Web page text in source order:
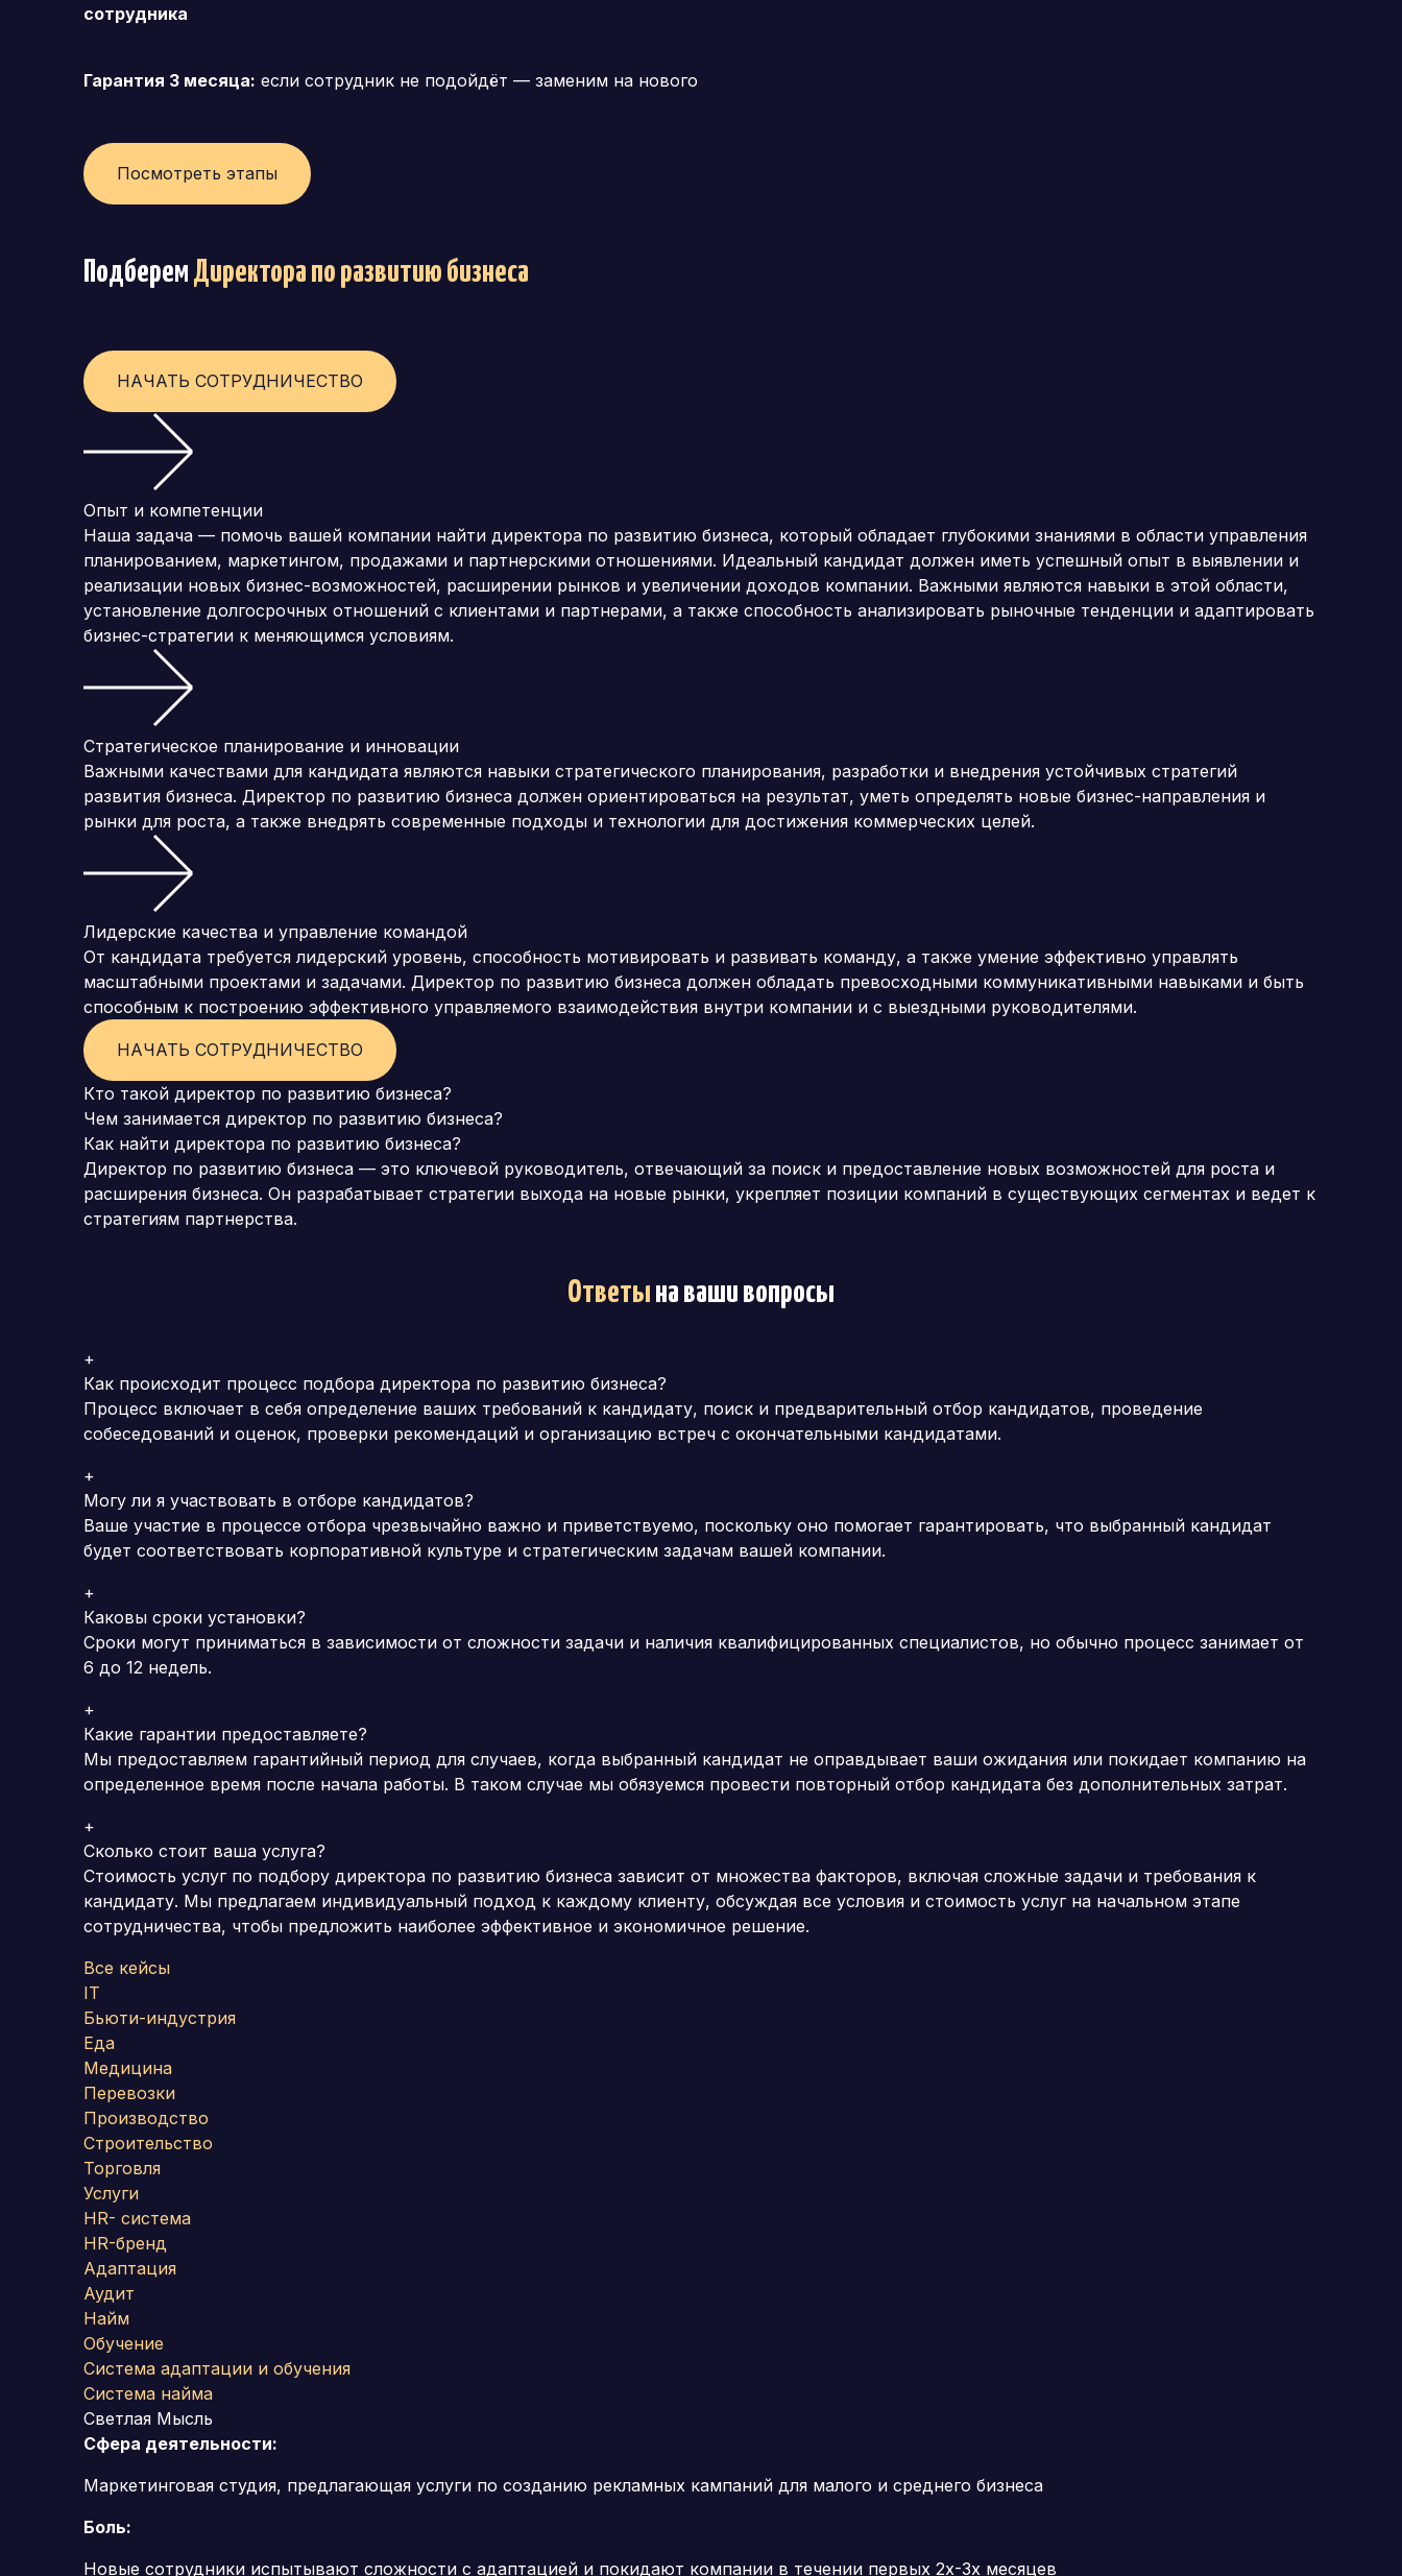
Директор по стратегическому развитию
Мировой HR
Франшиза
сотрудника
Гарантия 3 месяца: если сотрудник не подойдёт — заменим на нового
Посмотреть этапы
Подберем Директора по развитию бизнеса
НАЧАТЬ СОТРУДНИЧЕСТВО
Опыт и компетенции
Наша задача — помочь вашей компании найти директора по развитию бизнеса, который обладает глубокими знаниями в области управления
планированием, маркетингом, продажами и партнерскими отношениями. Идеальный кандидат должен иметь успешный опыт в выявлении и
реализации новых бизнес-возможностей, расширении рынков и увеличении доходов компании. Важными являются навыки в этой области,
установление долгосрочных отношений с клиентами и партнерами, а также способность анализировать рыночные тенденции и адаптировать
бизнес-стратегии к меняющимся условиям.
Стратегическое планирование и инновации
Важными качествами для кандидата являются навыки стратегического планирования, разработки и внедрения устойчивых стратегий
развития бизнеса. Директор по развитию бизнеса должен ориентироваться на результат, уметь определять новые бизнес-направления и
рынки для роста, а также внедрять современные подходы и технологии для достижения коммерческих целей.
Лидерские качества и управление командой
От кандидата требуется лидерский уровень, способность мотивировать и развивать команду, а также умение эффективно управлять
масштабными проектами и задачами. Директор по развитию бизнеса должен обладать превосходными коммуникативными навыками и быть
способным к построению эффективного управляемого взаимодействия внутри компании и с выездными руководителями.
НАЧАТЬ СОТРУДНИЧЕСТВО
Кто такой директор по развитию бизнеса?
Чем занимается директор по развитию бизнеса?
Как найти директора по развитию бизнеса?
Директор по развитию бизнеса — это ключевой руководитель, отвечающий за поиск и предоставление новых возможностей для роста и
расширения бизнеса. Он разрабатывает стратегии выхода на новые рынки, укрепляет позиции компаний в существующих сегментах и ​​ведет к
стратегиям партнерства.
Ответы на ваши вопросы
+
Как происходит процесс подбора директора по развитию бизнеса?
Процесс включает в себя определение ваших требований к кандидату, поиск и предварительный отбор кандидатов, проведение
собеседований и оценок, проверки рекомендаций и организацию встреч с окончательными кандидатами.
+
Могу ли я участвовать в отборе кандидатов?
Ваше участие в процессе отбора чрезвычайно важно и приветствуемо, поскольку оно помогает гарантировать, что выбранный кандидат
будет соответствовать корпоративной культуре и стратегическим задачам вашей компании.
+
Каковы сроки установки?
Сроки могут приниматься в зависимости от сложности задачи и наличия квалифицированных специалистов, но обычно процесс занимает от
6 до 12 недель.
+
Какие гарантии предоставляете?
Мы предоставляем гарантийный период для случаев, когда выбранный кандидат не оправдывает ваши ожидания или покидает компанию на
определенное время после начала работы. В таком случае мы обязуемся провести повторный отбор кандидата без дополнительных затрат.
+
Сколько стоит ваша услуга?
Стоимость услуг по подбору директора по развитию бизнеса зависит от множества факторов, включая сложные задачи и требования к
кандидату. Мы предлагаем индивидуальный подход к каждому клиенту, обсуждая все условия и стоимость услуг на начальном этапе
сотрудничества, чтобы предложить наиболее эффективное и экономичное решение.
Все кейсы
IT
Бьюти-индустрия
Еда
Медицина
Перевозки
Производство
Строительство
Торговля
Услуги
HR- система
HR-бренд
Адаптация
Аудит
Найм
Обучение
Система адаптации и обучения
Система найма
Светлая Мысль
Сфера деятельности:
Маркетинговая студия, предлагающая услуги по созданию рекламных кампаний для малого и среднего бизнеса
Боль:
Новые сотрудники испытывают сложности с адаптацией и покидают компании в течении первых 2х-3х месяцев